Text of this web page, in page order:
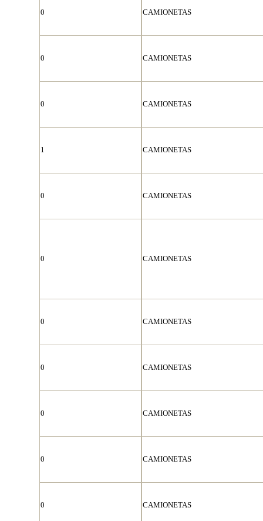
0 CAMIONETAS
0 CAMIONETAS
0 CAMIONETAS
1 CAMIONETAS
0 CAMIONETAS
0 CAMIONETAS
0 CAMIONETAS
0 CAMIONETAS
0 CAMIONETAS
0 CAMIONETAS
0 CAMIONETAS